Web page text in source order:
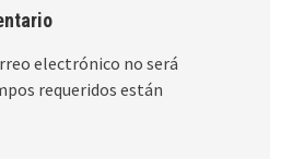
electrónico no será
requeridos están